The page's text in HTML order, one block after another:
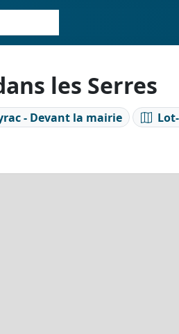
les Serres
- Devant la mairie